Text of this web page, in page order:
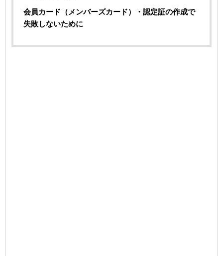
会員カード（メンバーズカード）・認定証の作成で
失敗しないために